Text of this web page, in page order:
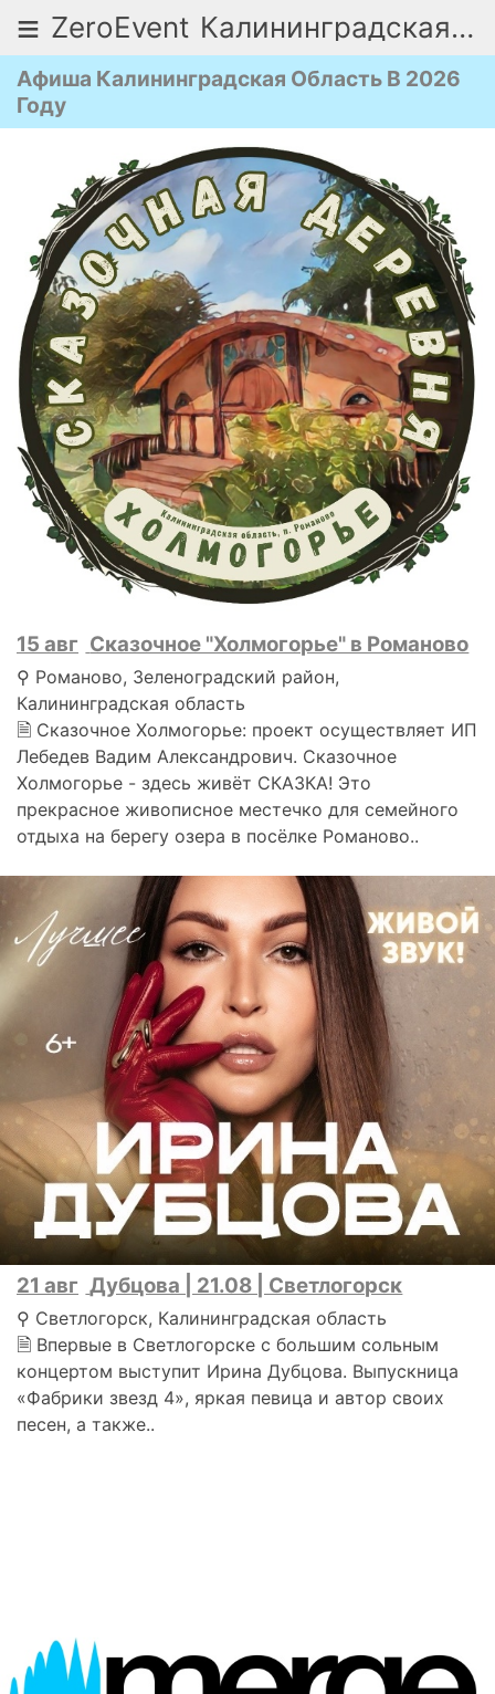
≡ ZeroEvent Калининградская область
Афиша Калининградская Область В 2026
Году
15 авг Сказочное "Холмогорье" в Романово
⚲ Романово, Зеленоградский район,
Калининградская область
🗎 Сказочное Холмогорье: проект осуществляет ИП
Лебедев Вадим Александрович. Сказочное
Холмогорье - здесь живёт СКАЗКА! Это
прекрасное живописное местечко для семейного
отдыха на берегу озера в посёлке Романово..
21 авг Дубцова | 21.08 | Светлогорск
⚲ Светлогорск, Калининградская область
🗎 Впервые в Светлогорске с большим сольным
концертом выступит Ирина Дубцова. Выпускница
«Фабрики звезд 4», яркая певица и автор своих
песен, а также..